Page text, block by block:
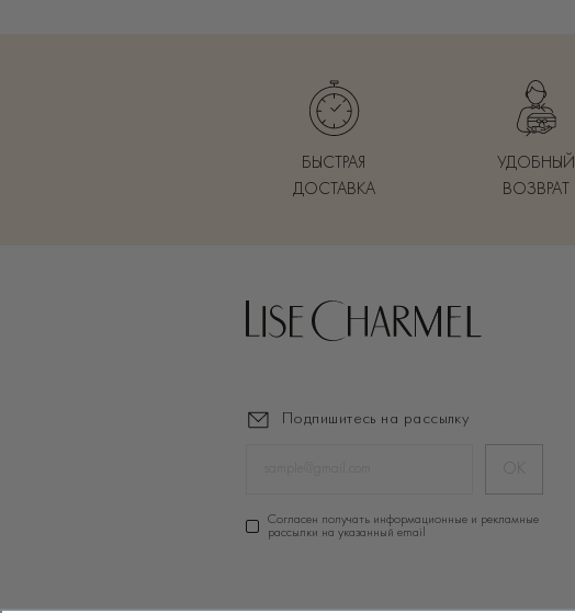
БЫСТРАЯ
ДОСТАВКА
УДОБНЫЙ
ВОЗВРАТ
Подпишитесь на рассылку
Cогласен получать информационные и рекламные
рассылки на указанный email